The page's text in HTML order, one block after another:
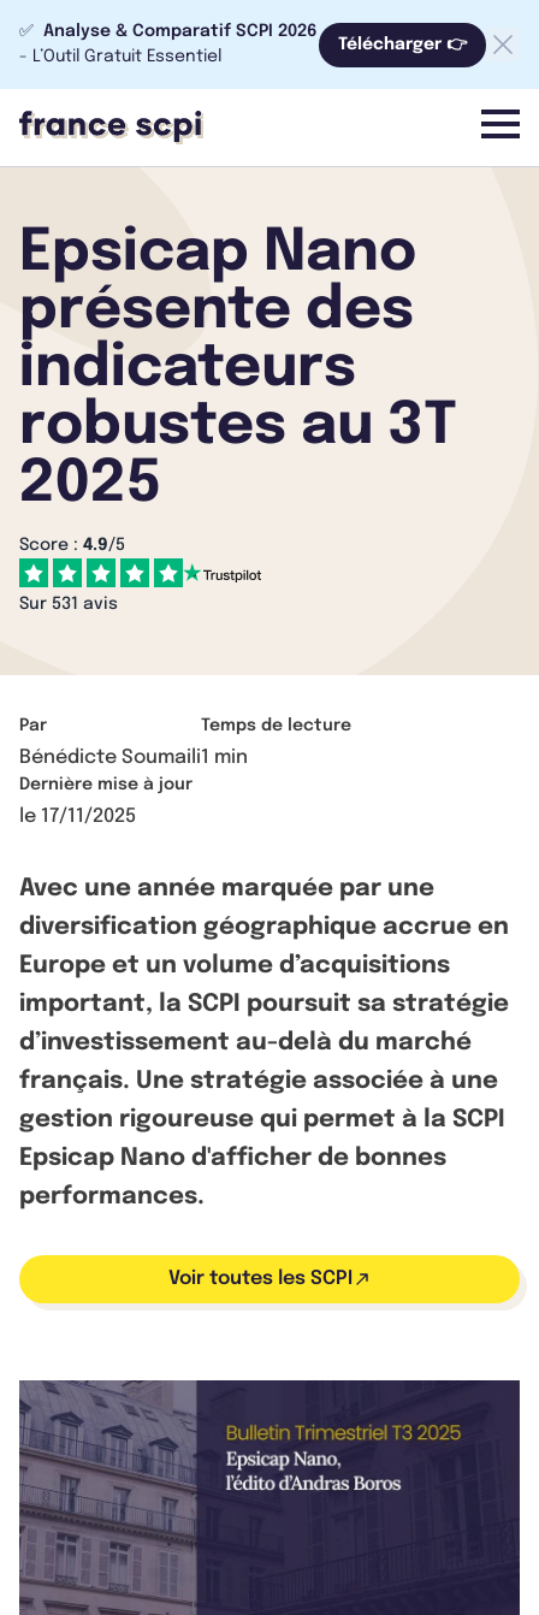
✅ Analyse & Comparatif SCPI 2026
- L’Outil Gratuit Essentiel
Télécharger 👉
menu
Epsicap Nano
présente des
indicateurs
robustes au 3T
2025
Score : 4.9/5
Sur 531 avis
Par
Bénédicte Soumaili
Temps de lecture
1 min
Dernière mise à jour
le 17/11/2025
Avec une année marquée par une
diversification géographique accrue en
Europe et un volume d’acquisitions
important, la SCPI poursuit sa stratégie
d’investissement au-delà du marché
français. Une stratégie associée à une
gestion rigoureuse qui permet à la SCPI
Epsicap Nano d'afficher de bonnes
performances.
Voir toutes les SCPI